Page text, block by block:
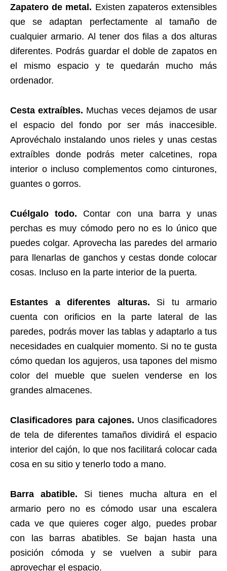
Zapatero de metal. Existen zapateros extensibles
que se adaptan perfectamente al tamaño de
cualquier armario. Al tener dos filas a dos alturas
diferentes. Podrás guardar el doble de zapatos en
el mismo espacio y te quedarán mucho más
ordenador.
Cesta extraíbles. Muchas veces dejamos de usar
el espacio del fondo por ser más inaccesible.
Aprovéchalo instalando unos rieles y unas cestas
extraíbles donde podrás meter calcetines, ropa
interior o incluso complementos como cinturones,
guantes o gorros.
Cuélgalo todo. Contar con una barra y unas
perchas es muy cómodo pero no es lo único que
puedes colgar. Aprovecha las paredes del armario
para llenarlas de ganchos y cestas donde colocar
cosas. Incluso en la parte interior de la puerta.
Estantes a diferentes alturas. Si tu armario
cuenta con orificios en la parte lateral de las
paredes, podrás mover las tablas y adaptarlo a tus
necesidades en cualquier momento. Si no te gusta
cómo quedan los agujeros, usa tapones del mismo
color del mueble que suelen venderse en los
grandes almacenes.
Clasificadores para cajones. Unos clasificadores
de tela de diferentes tamaños dividirá el espacio
interior del cajón, lo que nos facilitará colocar cada
cosa en su sitio y tenerlo todo a mano.
Barra abatible. Si tienes mucha altura en el
armario pero no es cómodo usar una escalera
cada ve que quieres coger algo, puedes probar
con las barras abatibles. Se bajan hasta una
posición cómoda y se vuelven a subir para
aprovechar el espacio.